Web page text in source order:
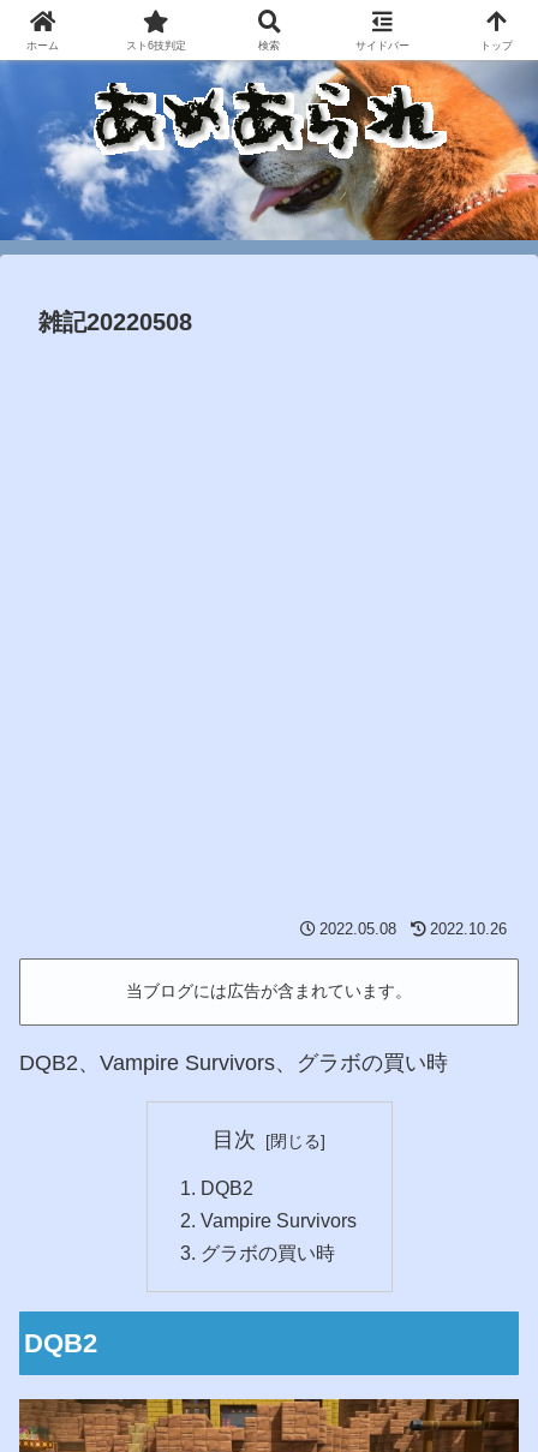
雑記20220508
2022.05.08 2022.10.26
当ブログには広告が含まれています。
DQB2、Vampire Survivors、グラボの買い時
目次
DQB2
Vampire Survivors
グラボの買い時
DQB2
ホーム スト6技判定 検索 サイドバー トップ